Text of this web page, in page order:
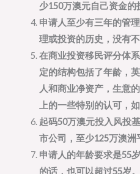
少150万澳元自己资金的
申请人至少有三年的管
理或投资的历史，没有
在商业投资移民评分体
定的结构包括了年龄，
人和商业净资产，生意
上的一些特别的认可，
起码50万澳元投入风投
市公司，至少125万澳洲
申请人的年龄要求是55
的话，也可以超过55岁。